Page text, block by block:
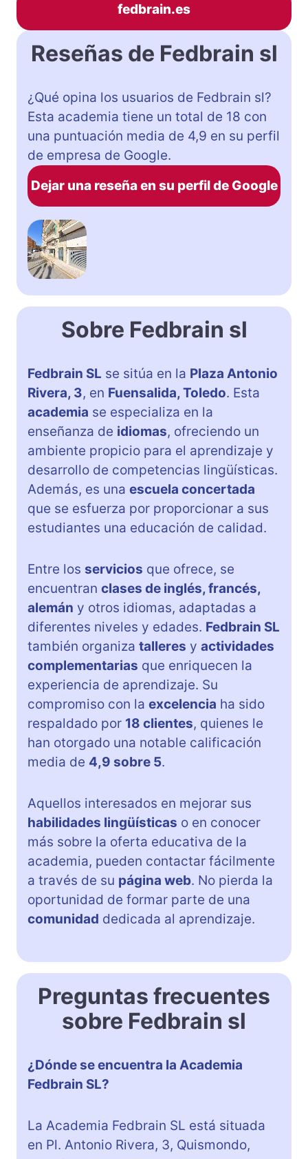
fedbrain.es
Reseñas de Fedbrain sl
¿Qué opina los usuarios de Fedbrain sl?
Esta academia tiene un total de 18 con
una puntuación media de 4,9 en su perfil
de empresa de Google.
Dejar una reseña en su perfil de Google
Sobre Fedbrain sl
Fedbrain SL se sitúa en la Plaza Antonio
Rivera, 3, en Fuensalida, Toledo. Esta
academia se especializa en la
enseñanza de idiomas, ofreciendo un
ambiente propicio para el aprendizaje y
desarrollo de competencias lingüísticas.
Además, es una escuela concertada
que se esfuerza por proporcionar a sus
estudiantes una educación de calidad.
Entre los servicios que ofrece, se
encuentran clases de inglés, francés,
alemán y otros idiomas, adaptadas a
diferentes niveles y edades. Fedbrain SL
también organiza talleres y actividades
complementarias que enriquecen la
experiencia de aprendizaje. Su
compromiso con la excelencia ha sido
respaldado por 18 clientes, quienes le
han otorgado una notable calificación
media de 4,9 sobre 5.
Aquellos interesados en mejorar sus
habilidades lingüísticas o en conocer
más sobre la oferta educativa de la
academia, pueden contactar fácilmente
a través de su página web. No pierda la
oportunidad de formar parte de una
comunidad dedicada al aprendizaje.
Preguntas frecuentes
sobre Fedbrain sl
¿Dónde se encuentra la Academia
Fedbrain SL?
La Academia Fedbrain SL está situada
en Pl. Antonio Rivera, 3, Quismondo,